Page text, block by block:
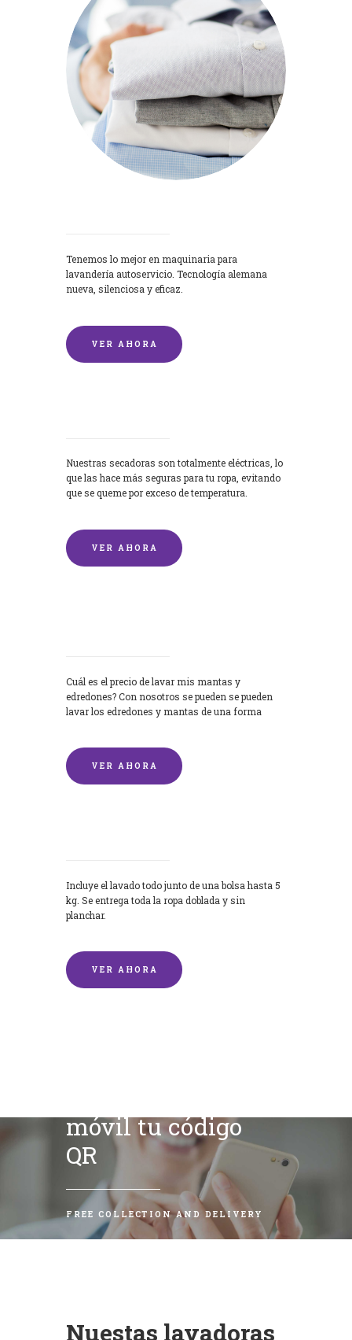
Tenemos lo mejor en maquinaria para
lavandería autoservicio. Tecnología alemana
nueva, silenciosa y eficaz.
VER AHORA
Nuestras secadoras son totalmente eléctricas, lo
que las hace más seguras para tu ropa, evitando
que se queme por exceso de temperatura.
VER AHORA
Cuál es el precio de lavar mis mantas y
edredones? Con nosotros se pueden se pueden
lavar los edredones y mantas de una forma
VER AHORA
Incluye el lavado todo junto de una bolsa hasta 5
kg. Se entrega toda la ropa doblada y sin
planchar.
VER AHORA
móvil tu código
QR
FREE COLLECTION AND DELIVERY
Nuestas lavadoras